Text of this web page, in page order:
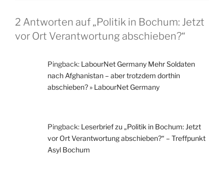
2 Antworten auf „Politik in Bochum: Jetzt
vor Ort Verantwortung abschieben?“
Pingback: LabourNet Germany Mehr Soldaten
nach Afghanistan – aber trotzdem dorthin
abschieben? » LabourNet Germany
Pingback: Leserbrief zu „Politik in Bochum: Jetzt
vor Ort Verantwortung abschieben?“ – Treffpunkt
Asyl Bochum